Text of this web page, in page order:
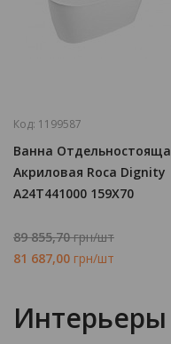
Код: 1199587
Ванна
Акриловая Roca Dignity
A24T441000 159Х70
89 855,70грн/шт
81 687,00 грн/шт
Интерьеры